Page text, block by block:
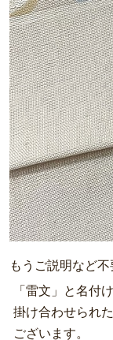
もうご説明など
「雷文」と名付
掛け合わせられ
ございます。